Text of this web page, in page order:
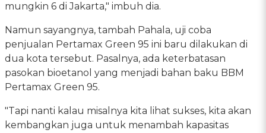
mungkin 6 di Jakarta," imbuh dia.
Namun sayangnya, tambah Pahala, uji coba
penjualan Pertamax Green 95 ini baru dilakukan di
dua kota tersebut. Pasalnya, ada keterbatasan
pasokan bioetanol yang menjadi bahan baku BBM
Pertamax Green 95.
"Tapi nanti kalau misalnya kita lihat sukses, kita akan
kembangkan juga untuk menambah kapasitas